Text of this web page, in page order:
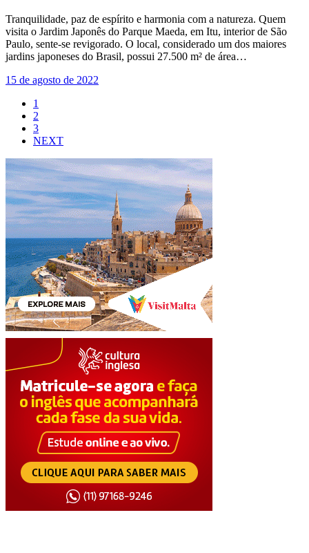
Tranquilidade, paz de espírito e harmonia com a natureza. Quem
visita o Jardim Japonês do Parque Maeda, em Itu, interior de São
Paulo, sente-se revigorado. O local, considerado um dos maiores
jardins japoneses do Brasil, possui 27.500 m² de área…
15 de agosto de 2022
1
2
3
NEXT